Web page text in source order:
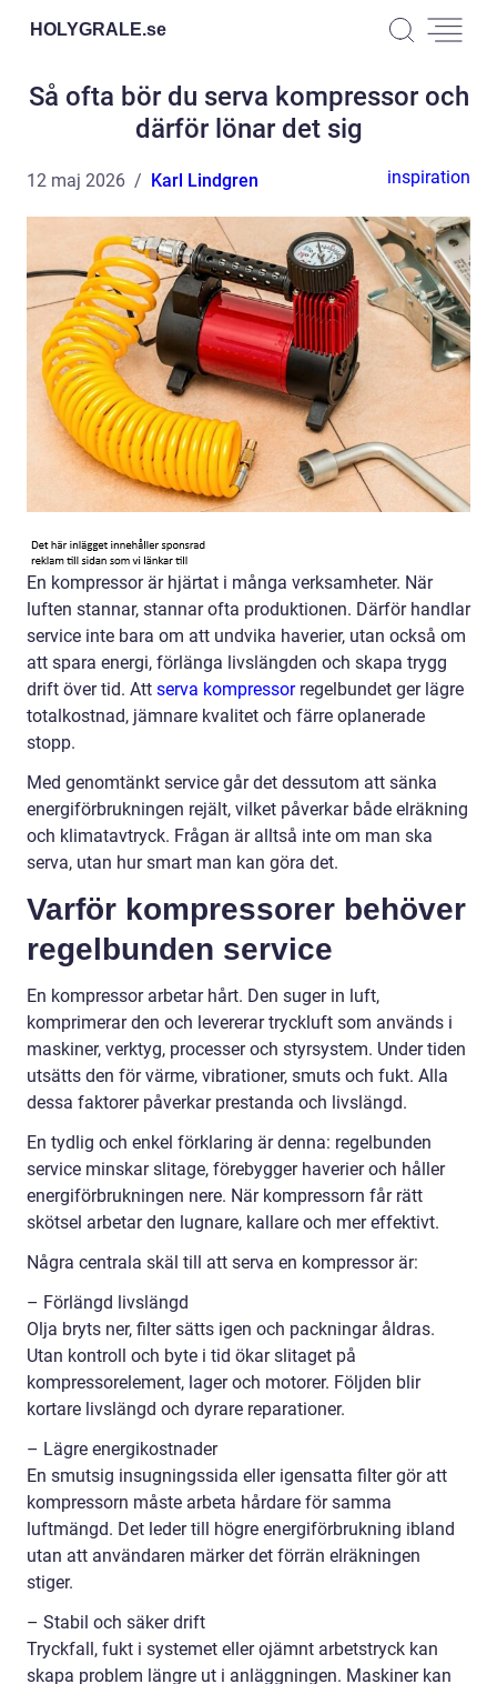
HOLYGRALE.se
Så ofta bör du serva kompressor och
därför lönar det sig
12 maj 2026 Karl Lindgren inspiration
En kompressor är hjärtat i många verksamheter. När
luften stannar, stannar ofta produktionen. Därför handlar
service inte bara om att undvika haverier, utan också om
att spara energi, förlänga livslängden och skapa trygg
drift över tid. Att serva kompressorregelbundet ger lägre
totalkostnad, jämnare kvalitet och färre oplanerade
stopp.
Med genomtänkt service går det dessutom att sänka
energiförbrukningen rejält, vilket påverkar både elräkning
och klimatavtryck. Frågan är alltså inte om man ska
serva, utan hur smart man kan göra det.
Varför kompressorer behöver
regelbunden service
En kompressor arbetar hårt. Den suger in luft,
komprimerar den och levererar tryckluft som används i
maskiner, verktyg, processer och styrsystem. Under tiden
utsätts den för värme, vibrationer, smuts och fukt. Alla
dessa faktorer påverkar prestanda och livslängd.
En tydlig och enkel förklaring är denna: regelbunden
service minskar slitage, förebygger haverier och håller
energiförbrukningen nere. När kompressorn får rätt
skötsel arbetar den lugnare, kallare och mer effektivt.
Några centrala skäl till att serva en kompressor är:
– Förlängd livslängd
Olja bryts ner, filter sätts igen och packningar åldras.
Utan kontroll och byte i tid ökar slitaget på
kompressorelement, lager och motorer. Följden blir
kortare livslängd och dyrare reparationer.
– Lägre energikostnader
En smutsig insugningssida eller igensatta filter gör att
kompressorn måste arbeta hårdare för samma
luftmängd. Det leder till högre energiförbrukning ibland
utan att användaren märker det förrän elräkningen
stiger.
– Stabil och säker drift
Tryckfall, fukt i systemet eller ojämnt arbetstryck kan
skapa problem längre ut i anläggningen. Maskiner kan